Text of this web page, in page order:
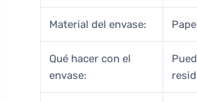
Material del envase:
Qué hacer con el
envase: